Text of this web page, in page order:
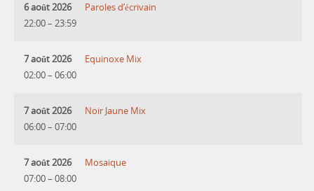
6 août 2026
22:00– 23:59
Paroles d’écrivain
7 août 2026
02:00– 06:00
Equinoxe Mix
7 août 2026
06:00– 07:00
Noir Jaune Mix
7 août 2026
07:00– 08:00
Mosaique